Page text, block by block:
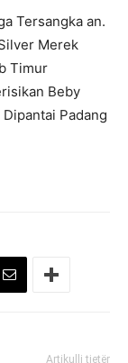
Tersangka an.
Merek
Timur
Beby
Padang
Artikulli tjetër